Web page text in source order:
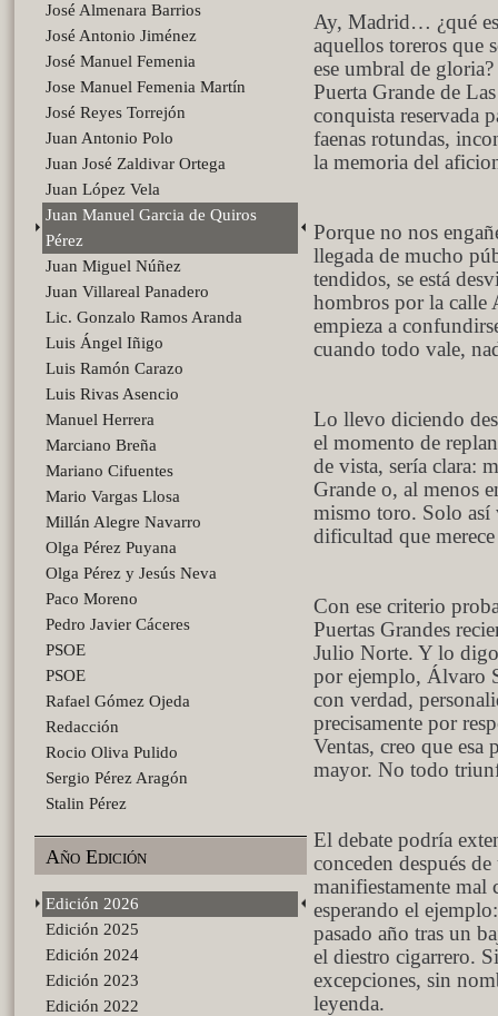
José Almenara Barrios
José Antonio Jiménez
José Manuel Femenia
Jose Manuel Femenia Martín
José Reyes Torrejón
Juan Antonio Polo
Juan José Zaldivar Ortega
Juan López Vela
Juan Manuel Garcia de Quiros
Pérez
Juan Miguel Núñez
Juan Villareal Panadero
Lic. Gonzalo Ramos Aranda
Luis Ángel Iñigo
Luis Ramón Carazo
Luis Rivas Asencio
Manuel Herrera
Marciano Breña
Mariano Cifuentes
Mario Vargas Llosa
Millán Alegre Navarro
Olga Pérez Puyana
Olga Pérez y Jesús Neva
Paco Moreno
Pedro Javier Cáceres
PSOE
PSOE
Rafael Gómez Ojeda
Redacción
Rocio Oliva Pulido
Sergio Pérez Aragón
Stalin Pérez
Año Edición
Edición 2026
Edición 2025
Edición 2024
Edición 2023
Edición 2022
Ay, Madrid… ¿qué
aquellos toreros que
ese umbral de
Puerta Grande de
conquista reservada
faenas rotundas,
la memoria del
Porque no nos
llegada de mucho
tendidos, se está
hombros por la calle
empieza a
cuando todo vale,
Lo llevo diciendo
el momento de
de vista, sería clara:
Grande o, al menos
mismo toro. Solo así
dificultad que
Con ese criterio
Puertas Grandes
Julio Norte. Y lo
por ejemplo, Álvaro
con verdad,
precisamente por
Ventas, creo que esa
mayor. No todo
El debate podría
conceden después
manifiestamente mal
esperando el
pasado año tras un
el diestro cigarrero.
excepciones, sin
leyenda.